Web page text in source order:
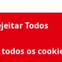
Todos
os